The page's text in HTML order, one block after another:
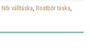
Női válltáska, Rostbőr táska,